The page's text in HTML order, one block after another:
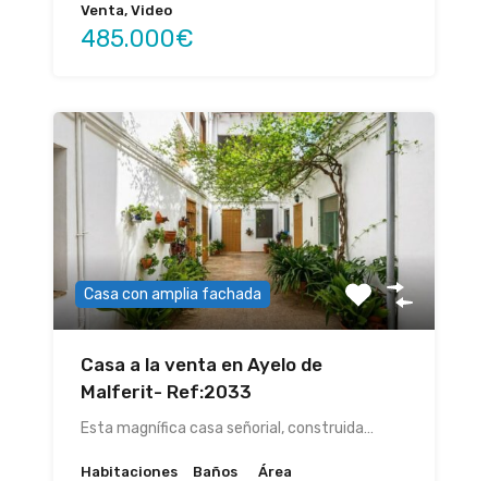
Venta, Video
485.000€
Casa con amplia fachada
Casa a la venta en Ayelo de
Malferit- Ref:2033
Esta magnífica casa señorial, construida…
Habitaciones Baños Área